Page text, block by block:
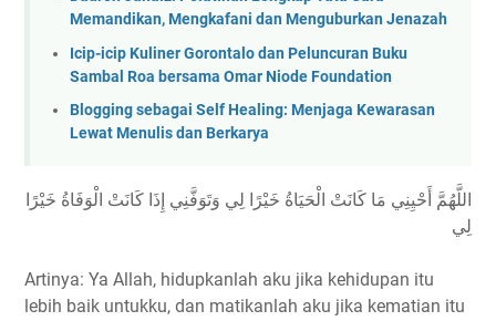
Memandikan, Mengkafani dan Menguburkan Jenazah
Icip-icip Kuliner Gorontalo dan Peluncuran Buku
Sambal Roa bersama Omar Niode Foundation
Blogging sebagai Self Healing: Menjaga Kewarasan
Lewat Menulis dan Berkarya
اللَّهُمَّ أَحْيِنِي مَا كَانَتْ الْحَيَاةُ خَيْرًا لِي وَتَوَفَّنِي إِذَا كَانَتْ الْوَفَاةُ خَيْرًا
لِي
Artinya: Ya Allah, hidupkanlah aku jika kehidupan itu
lebih baik untukku, dan matikanlah aku jika kematian itu